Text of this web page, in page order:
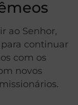
ao Senhor,
continuar
com os
novos